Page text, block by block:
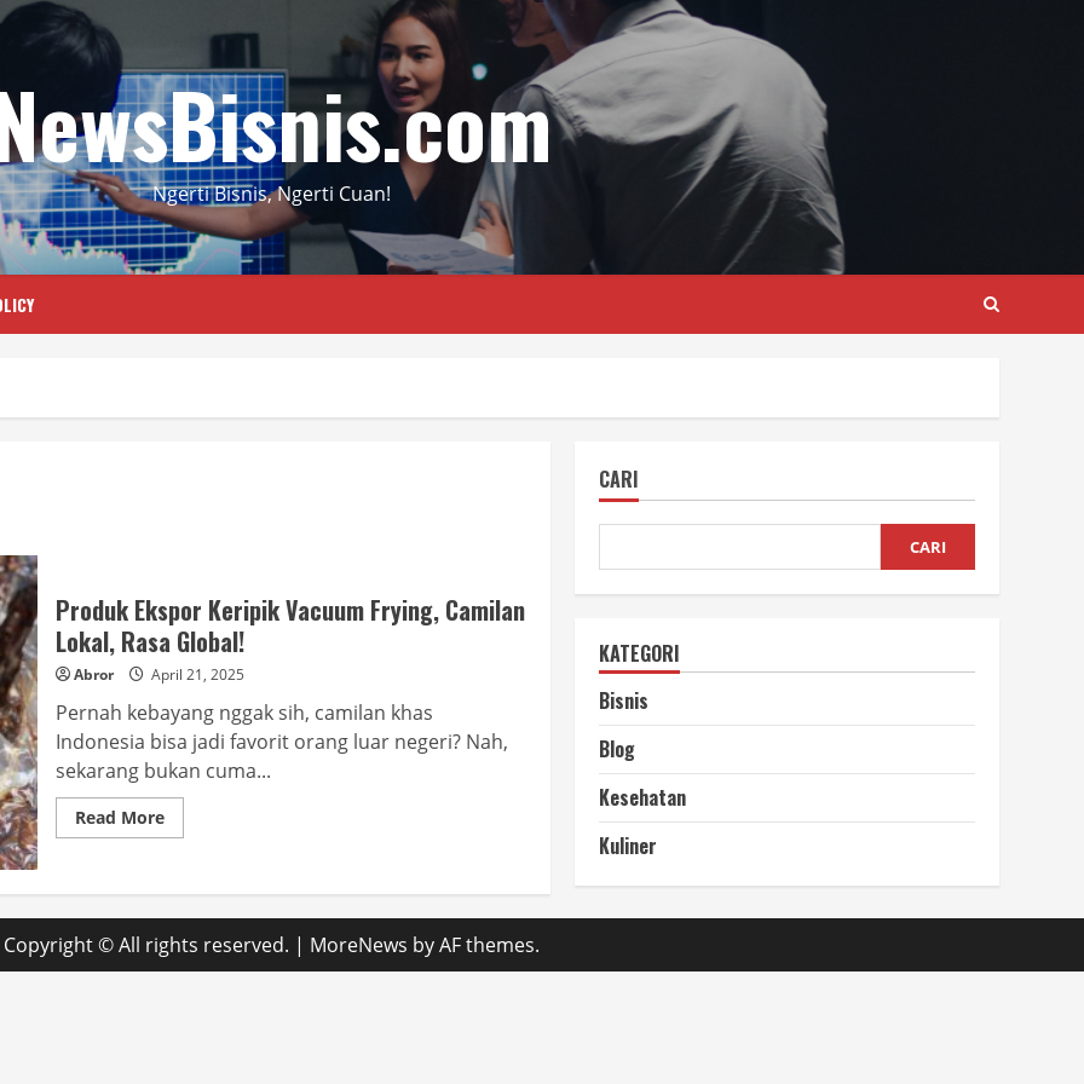
Ngerti Bisnis, Ngerti Cuan!
Produk Ekspor Keripik Vacuum Frying, Camilan
Lokal, Rasa Global!
Abror April 21, 2025
Pernah kebayang nggak sih, camilan khas
Indonesia bisa jadi favorit orang luar negeri? Nah,
sekarang bukan cuma...
Read MoreRead
more
Keripik
Vacuum
Frying,
Camilan
Lokal,
CARI
CARI
KATEGORI
Bisnis
Blog
Kesehatan
Kuliner
Copyright © All rights reserved. | MoreNews by AF themes.